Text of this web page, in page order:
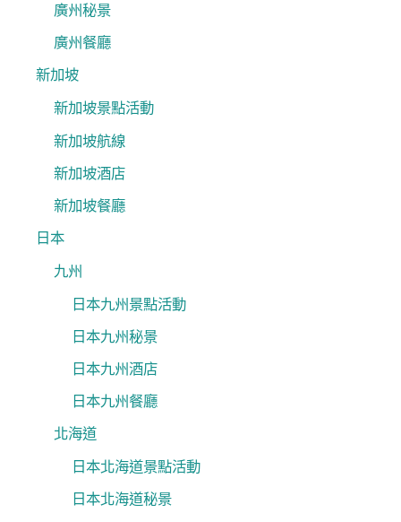
廣州秘景
廣州餐廳
新加坡
新加坡景點活動
新加坡航線
新加坡酒店
新加坡餐廳
日本
九州
日本九州景點活動
日本九州秘景
日本九州酒店
日本九州餐廳
北海道
日本北海道景點活動
日本北海道秘景